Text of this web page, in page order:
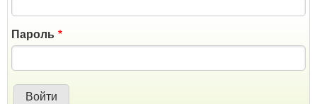
Пароль